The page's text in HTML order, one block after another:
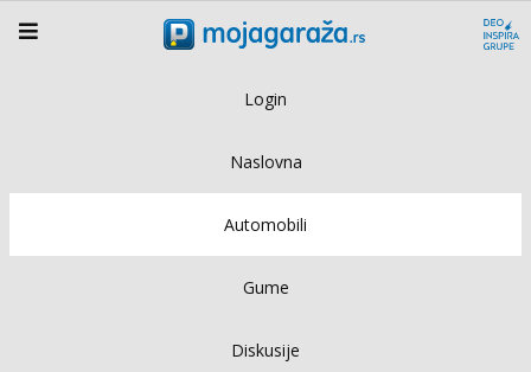
Login
Naslovna
Automobili
Gume
Diskusije